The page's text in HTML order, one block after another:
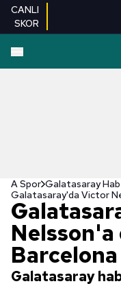
CANLI
SKOR
A Spor Galatasaray
Barcelona
Galatasaray